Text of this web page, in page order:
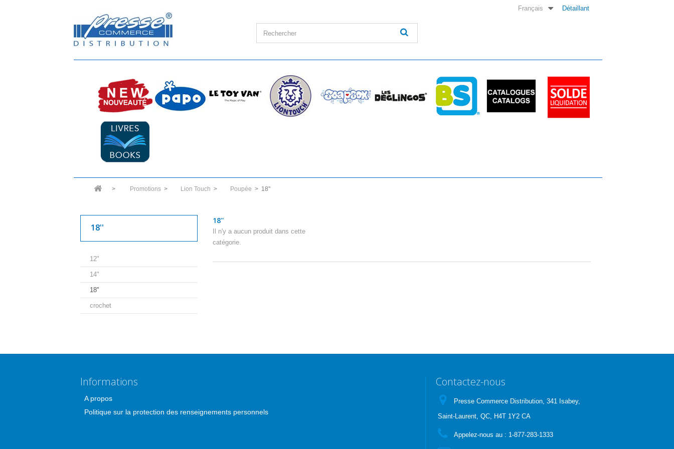
Détaillant
Français
> Promotions > Lion Touch > Poupée > 18''
18''
12"
14"
18''
crochet
18''
Il n'y a aucun produit dans cette
catégorie.
Informations
A propos
Politique sur la protection des renseignements personnels
Contactez-nous
Presse Commerce Distribution, 341 Isabey,
Saint-Laurent, QC, H4T 1Y2 CA
Appelez-nous au : 1-877-283-1333